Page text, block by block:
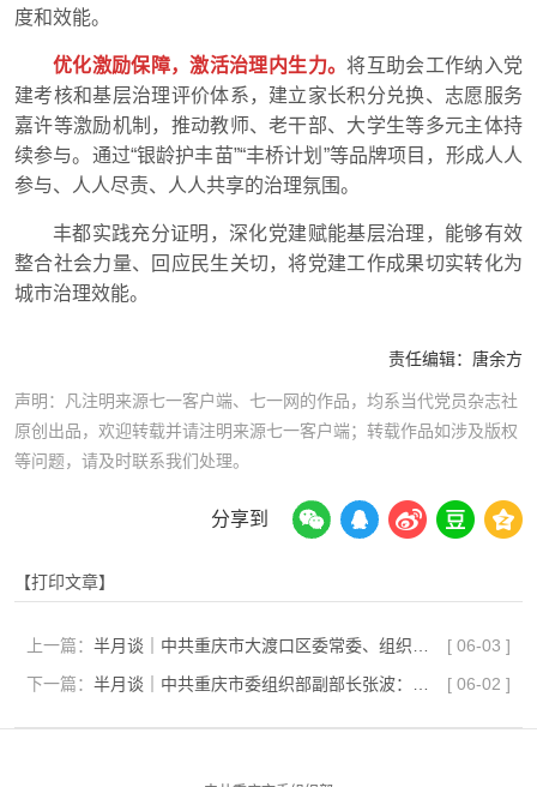
度和效能。
优化激励保障，激活治理内生力。将互助会工作纳入党
建考核和基层治理评价体系，建立家长积分兑换、志愿服务
嘉许等激励机制，推动教师、老干部、大学生等多元主体持
续参与。通过“银龄护丰苗”“丰桥计划”等品牌项目，形成人人
参与、人人尽责、人人共享的治理氛围。
丰都实践充分证明，深化党建赋能基层治理，能够有效
整合社会力量、回应民生关切，将党建工作成果切实转化为
城市治理效能。
责任编辑： 唐余方
声明：凡注明来源七一客户端、七一网的作品，均系当代党员杂志社
原创出品，欢迎转载并请注明来源七一客户端；转载作品如涉及版权
等问题，请及时联系我们处理。
分享到
【打印文章】
上一篇： [ 06-03 ]
下一篇：
[ 06-02 ]